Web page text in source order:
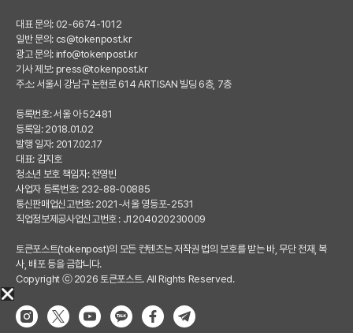
대표 문의: 02-6674-1012
일반 문의: cs@tokenpost.kr
광고 문의: info@tokenpost.kr
기사 제보: press@tokenpost.kr
주소: 서울시 강남구 논현로 614 ARTISAN 빌딩 6층, 7층
등록번호: 서울 아 52481
등록일: 2018.01.02
발행 일자: 2017.02.17
대표: 김지호
청소년 보호 책임자: 전영빈
사업자 등록번호: 232-88-00885
통신판매업신고번호: 2021-서울 영등포-2531
직업정보제공사업신고번호 : J1204020230009
토큰포스트(tokenpost)의 모든 컨텐츠는 저작권 법의 보호를 받는 바, 무단 전재, 복
사, 배포 등을 금합니다.
Copyright ⓒ 2026 토큰포스트. All Rights Reserved.